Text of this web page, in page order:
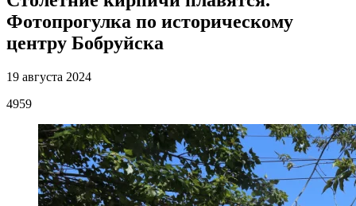
Фотопрогулка по историческому
центру Бобруйска
19 августа 2024
4959